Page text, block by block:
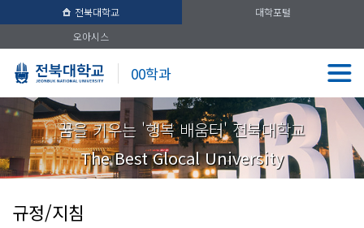
전북대학교
대학포털
오아시스
00학과
꿈을 키우는 '행복 배움터' 전북대학교
The Best Glocal University
규정/지침